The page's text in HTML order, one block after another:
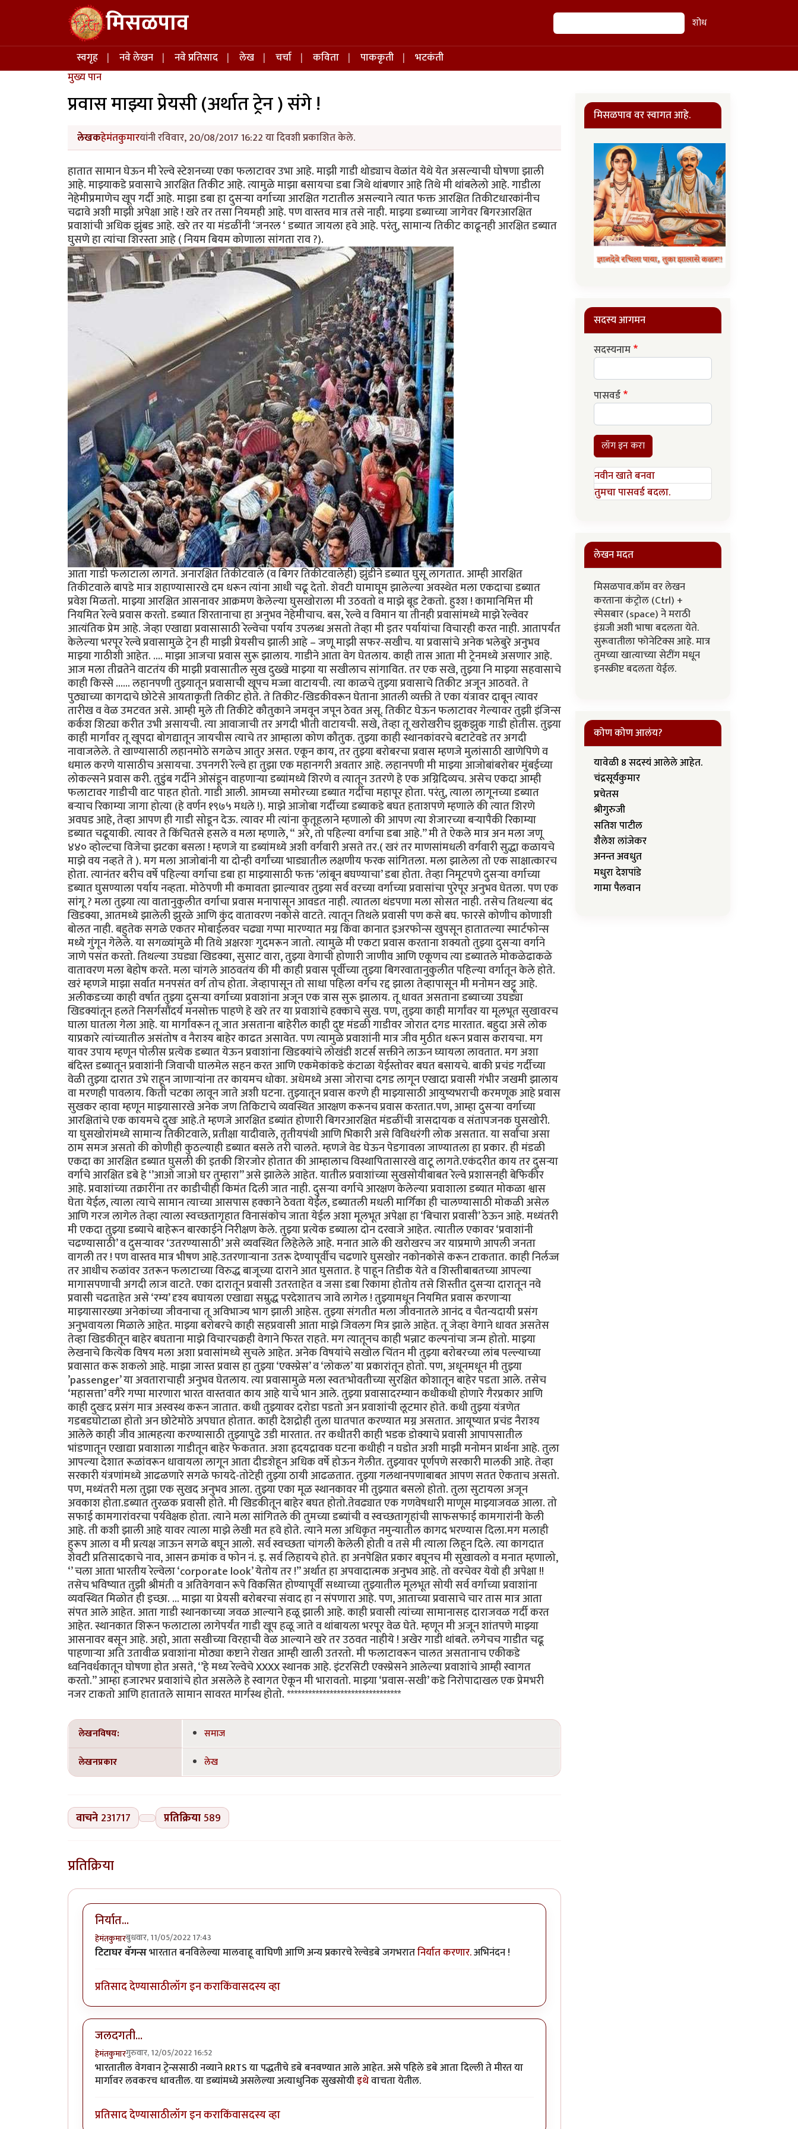
Skip to main content मिसळपाव शोध शोध
Main navigation
स्वगृह नवे लेखन नवे प्रतिसाद लेख चर्चा कविता पाककृती
भटकंती
मुख्य पान
प्रवास माझ्या प्रेयसी (अर्थात ट्रेन ) संगे !
लेखकहेमंतकुमारयांनी रविवार, 20/08/2017 16:22 या दिवशी प्रकाशित केले.
हातात सामान घेऊन मी रेल्वे स्टेशनच्या एका फलाटावर उभा आहे. माझी गाडी थोड्याच वेळांत येथे येत असल्याची घोषणा झाली
आहे. माझ्याकडे प्रवासाचे आरक्षित तिकीट आहे. त्यामुळे माझा बसायचा डबा जिथे थांबणार आहे तिथे मी थांबलेलो आहे. गाडीला
नेहेमीप्रमाणेच खूप गर्दी आहे. माझा डबा हा दुसऱ्या वर्गाच्या आरक्षित गटातील असल्याने त्यात फक्त आरक्षित तिकीटधारकांनीच
चढावे अशी माझी अपेक्षा आहे ! खरे तर तसा नियमही आहे. पण वास्तव मात्र तसे नाही. माझ्या डब्याच्या जागेवर बिगरआरक्षित
प्रवाशांची अधिक झुंबड आहे. खरे तर या मंडळींनी ‘जनरल ‘ डब्यात जायला हवे आहे. परंतु, सामान्य तिकीट काढूनही आरक्षित डब्यात
घुसणे हा त्यांचा शिरस्ता आहे ( नियम बियम कोणाला सांगता राव ?).
आता गाडी फलाटाला लागते. अनारक्षित तिकीटवाले (व बिगर तिकीटवालेही) झुंडीने डब्यात घुसू लागतात. आम्ही आरक्षित
तिकीटवाले बापडे मात्र शहाण्यासारखे दम धरून त्यांना आधी चढू देतो. शेवटी घामाघूम झालेल्या अवस्थेत मला एकदाचा डब्यात
प्रवेश मिळतो. माझ्या आरक्षित आसनावर आक्रमण केलेल्या घुसखोराला मी उठवतो व माझे बूड टेकतो. हुश्श ! कामानिमित्त मी
नियमित रेल्वे प्रवास करतो. डब्यात शिरतानाचा हा अनुभव नेहेमीचाच. बस, रेल्वे व विमान या तीनही प्रवासांमध्ये माझे रेल्वेवर
आत्यंतिक प्रेम आहे. जेव्हा एखाद्या प्रवासासाठी रेल्वेचा पर्याय उपलब्ध असतो तेव्हा मी इतर पर्यायांचा विचारही करत नाही. आतापर्यंत
केलेल्या भरपूर रेल्वे प्रवासामुळे ट्रेन ही माझी प्रेयसीच झाली आहे – जणू माझी सफर-सखीच. या प्रवासांचे अनेक भलेबुरे अनुभव
माझ्या गाठीशी आहेत. .... माझा आजचा प्रवास सुरू झालाय. गाडीने आता वेग घेतलाय. काही तास आता मी ट्रेनमध्ये असणार आहे.
आज मला तीव्रतेने वाटतंय की माझी प्रवासातील सुख दुख्खे माझ्या या सखीलाच सांगावित. तर एक सखे, तुझ्या नि माझ्या सहवासाचे
काही किस्से ...... लहानपणी तुझ्यातून प्रवासाची खूपच मज्जा वाटायची. त्या काळचे तुझ्या प्रवासाचे तिकीट अजून आठवते. ते
पुठ्याच्या कागदाचे छोटेसे आयताकृती तिकीट होते. ते तिकीट-खिडकीवरून घेताना आतली व्यक्ती ते एका यंत्रावर दाबून त्यावर
तारीख व वेळ उमटवत असे. आम्ही मुले ती तिकीटे कौतुकाने जमवून जपून ठेवत असू. तिकीट घेऊन फलाटावर गेल्यावर तुझी इंजिन्स
कर्कश शिट्या करीत उभी असायची. त्या आवाजाची तर अगदी भीती वाटायची. सखे, तेव्हा तू खरोखरीच झुकझुक गाडी होतीस. तुझ्या
काही मार्गांवर तू खूपदा बोगद्यातून जायचीस त्याचे तर आम्हाला कोण कौतुक. तुझ्या काही स्थानकांवरचे बटाटेवडे तर अगदी
नावाजलेले. ते खाण्यासाठी लहानमोठे सगळेच आतुर असत. एकून काय, तर तुझ्या बरोबरचा प्रवास म्हणजे मुलांसाठी खाणेपिणे व
धमाल करणे यासाठीच असायचा. उपनगरी रेल्वे हा तुझा एक महानगरी अवतार आहे. लहानपणी मी माझ्या आजोबांबरोबर मुंबईच्या
लोकल्सने प्रवास करी. तुडुंब गर्दीने ओसंडून वाहणाऱ्या डब्यांमध्ये शिरणे व त्यातून उतरणे हे एक अग्निदिव्यच. असेच एकदा आम्ही
फलाटावर गाडीची वाट पाहत होतो. गाडी आली. आमच्या समोरच्या डब्यात गर्दीचा महापूर होता. परंतु, त्याला लागूनच्या डब्यात
बऱ्याच रिकाम्या जागा होत्या (हे वर्णन १९७५ मधले !). माझे आजोबा गर्दीच्या डब्याकडे बघत हताशपणे म्हणाले की त्यात शिरणे
अवघड आहे, तेव्हा आपण ही गाडी सोडून देऊ. त्यावर मी त्यांना कुतूहलाने म्हणालो की आपण त्या शेजारच्या बऱ्यापैकी रिकाम्या
डब्यात चढूयाकी. त्यावर ते किंचितसे हसले व मला म्हणाले, “ अरे, तो पहिल्या वर्गाचा डबा आहे.’’ मी ते ऐकले मात्र अन मला जणू
४४० व्होल्टचा विजेचा झटका बसला ! म्हणजे या डब्यांमध्ये अशी वर्गवारी असते तर.( खरं तर माणसांमधली वर्गवारी सुद्धा कळायचे
माझे वय नव्हते ते ). मग मला आजोबांनी या दोन्ही वर्गांच्या भाड्यातील लक्षणीय फरक सांगितला. मला झालेला तो एक साक्षात्कारच
होता. त्यानंतर बरीच वर्षे पहिल्या वर्गाचा डबा हा माझ्यासाठी फक्त ‘लांबून बघण्याचा’ डबा होता. तेव्हा निमूटपणे दुसऱ्या वर्गाच्या
डब्यात घुसण्याला पर्याय नव्हता. मोठेपणी मी कमावता झाल्यावर तुझ्या सर्व वरच्या वर्गाच्या प्रवासांचा पुरेपूर अनुभव घेतला. पण एक
सांगू ? मला तुझ्या त्या वातानुकुलीत वर्गाचा प्रवास मनापासून आवडत नाही. त्यातला थंडपणा मला सोसत नाही. तसेच तिथल्या बंद
खिडक्या, आतमध्ये झालेली झुरळे आणि कुंद वातावरण नकोसे वाटते. त्यातून तिथले प्रवासी पण कसे बघ. फारसे कोणीच कोणाशी
बोलत नाही. बहुतेक सगळे एकतर मोबाईलवर चढ्या गप्पा मारण्यात मग्न किंवा कानात इअरफोन्स खुपसून हातातल्या स्मार्टफोन्स
मध्ये गुंगून गेलेले. या सगळ्यांमुळे मी तिथे अक्षरशः गुदमरून जातो. त्यामुळे मी एकटा प्रवास करताना शक्यतो तुझ्या दुसऱ्या वर्गाने
जाणे पसंत करतो. तिथल्या उघड्या खिडक्या, सुसाट वारा, तुझ्या वेगाची होणारी जाणीव आणि एकूणच त्या डब्यातले मोकळेढाकळे
वातावरण मला बेहोष करते. मला चांगले आठवतंय की मी काही प्रवास पूर्वीच्या तुझ्या बिगरवातानुकुलीत पहिल्या वर्गातून केले होते.
खरं म्हणजे माझा सर्वात मनपसंत वर्ग तोच होता. जेव्हापासून तो साधा पहिला वर्गच रद्द झाला तेव्हापासून मी मनोमन खट्टू आहे.
अलीकडच्या काही वर्षात तुझ्या दुसऱ्या वर्गाच्या प्रवाशांना अजून एक त्रास सुरू झालाय. तू धावत असताना डब्याच्या उघड्या
खिडक्यांतून हलते निसर्गसौंदर्य मनसोक्त पाहणे हे खरे तर या प्रवाशांचे हक्काचे सुख. पण, तुझ्या काही मार्गांवर या मूलभूत सुखावरच
घाला घातला गेला आहे. या मार्गांवरून तू जात असताना बाहेरील काही दुष्ट मंडळी गाडीवर जोरात दगड मारतात. बहुदा असे लोक
याप्रकारे त्यांच्यातील असंतोष व नैराश्य बाहेर काढत असावेत. पण त्यामुळे प्रवाशांनी मात्र जीव मुठीत धरून प्रवास करायचा. मग
यावर उपाय म्हणून पोलीस प्रत्येक डब्यात येऊन प्रवाशांना खिडक्यांचे लोखंडी शटर्स सक्तीने लाऊन घ्यायला लावतात. मग अशा
बंदिस्त डब्यातून प्रवाशांनी जिवाची घालमेल सहन करत आणि एकमेकांकडे कंटाळा येईस्तोवर बघत बसायचे. बाकी प्रचंड गर्दीच्या
वेळी तुझ्या दारात उभे राहून जाणाऱ्यांना तर कायमच धोका. अधेमध्ये असा जोराचा दगड लागून एखादा प्रवासी गंभीर जखमी झालाय
वा मरणही पावलाय. किती चटका लावून जाते अशी घटना. तुझ्यातून प्रवास करणे ही माझ्यासाठी आयुष्यभराची करमणूक आहे प्रवास
सुखकर व्हावा म्हणून माझ्यासारखे अनेक जण तिकिटाचे व्यवस्थित आरक्षण करूनच प्रवास करतात.पण, आम्हा दुसऱ्या वर्गाच्या
आरक्षितांचे एक कायमचे दुखः आहे.ते म्हणजे आरक्षित डब्यांत होणारी बिगरआरक्षित मंडळींची त्रासदायक व संतापजनक घुसखोरी.
या घुसखोरांमध्ये सामान्य तिकीटवाले, प्रतीक्षा यादीवाले, तृतीयपंथी आणि भिकारी असे विविधरंगी लोक असतात. या सर्वांचा असा
ठाम समज असतो की कोणीही कुठल्याही डब्यात बसले तरी चालते. म्हणजे वेड घेऊन पेडगावला जाण्यातला हा प्रकार. ही मंडळी
एकदा का आरक्षित डब्यात घुसली की इतकी शिरजोर होतात की आम्हालाच विस्थापितासारखे वाटू लागते.एकंदरीत काय तर दुसऱ्या
वर्गाचे आरक्षित डबे हे ‘’आओ जाओ घर तुम्हारा’’ असे झालेले आहेत. यातील प्रवाशांच्या सुखसोयीबाबत रेल्वे प्रशासनही बेफिकीर
आहे. प्रवाशांच्या तक्रारींना तर काडीचीही किमंत दिली जात नाही. दुसऱ्या वर्गाचे आरक्षण केलेल्या प्रवाशाला डब्यात मोकळा श्वास
घेता येईल, त्याला त्याचे सामान त्याच्या आसपास हक्काने ठेवता येईल, डब्यातली मधली मार्गिका ही चालण्यासाठी मोकळी असेल
आणि गरज लागेल तेव्हा त्याला स्वच्छतागृहात विनासंकोच जाता येईल अशा मूलभूत अपेक्षा हा ‘बिचारा प्रवासी’ ठेऊन आहे. मध्यंतरी
मी एकदा तुझ्या डब्याचे बाहेरून बारकाईने निरीक्षण केले. तुझ्या प्रत्येक डब्याला दोन दरवाजे आहेत. त्यातील एकावर ‘प्रवाशांनी
चढण्यासाठी’ व दुसऱ्यावर ‘उतरण्यासाठी’ असे व्यवस्थित लिहेलेले आहे. मनात आले की खरोखरच जर याप्रमाणे आपली जनता
वागली तर ! पण वास्तव मात्र भीषण आहे.उतरणाऱ्याना उतरू देण्यापूर्वीच चढणारे घुसखोर नकोनकोसे करून टाकतात. काही निर्लज्ज
तर आधीच रुळांवर उतरून फलाटाच्या विरुद्ध बाजूच्या दाराने आत घुसतात. हे पाहून तिडीक येते व शिस्तीबाबतच्या आपल्या
मागासपणाची अगदी लाज वाटते. एका दारातून प्रवासी उतरताहेत व जसा डबा रिकामा होतोय तसे शिस्तीत दुसऱ्या दारातून नवे
प्रवासी चढताहेत असे ‘रम्य’ दृश्य बघायला एखाद्या सम्रुद्ध परदेशातच जावे लागेल ! तुझ्यामधून नियमित प्रवास करणाऱ्या
माझ्यासारख्या अनेकांच्या जीवनाचा तू अविभाज्य भाग झाली आहेस. तुझ्या संगतीत मला जीवनातले आनंद व चैतन्यदायी प्रसंग
अनुभवायला मिळाले आहेत. माझ्या बरोबरचे काही सहप्रवासी आता माझे जिवलग मित्र झाले आहेत. तू जेव्हा वेगाने धावत असतेस
तेव्हा खिडकीतून बाहेर बघताना माझे विचारचक्रही वेगाने फिरत राहते. मग त्यातूनच काही भन्नाट कल्पनांचा जन्म होतो. माझ्या
लेखनाचे कित्येक विषय मला अशा प्रवासांमध्ये सुचले आहेत. अनेक विषयांचे सखोल चिंतन मी तुझ्या बरोबरच्या लांब पल्ल्याच्या
प्रवासात करू शकलो आहे. माझा जास्त प्रवास हा तुझ्या ‘एक्स्प्रेस’ व ‘लोकल’ या प्रकारांतून होतो. पण, अधूनमधून मी तुझ्या
’passenger’ या अवताराचाही अनुभव घेतलाय. त्या प्रवासामुळे मला स्वतःभोवतीच्या सुरक्षित कोशातून बाहेर पडता आले. तसेच
‘महासत्ता’ वगैरे गप्पा मारणारा भारत वास्तवात काय आहे याचे भान आले. तुझ्या प्रवासादरम्यान कधीकधी होणारे गैरप्रकार आणि
काही दुखःद प्रसंग मात्र अस्वस्थ करून जातात. कधी तुझ्यावर दरोडा पडतो अन प्रवाशांची लूटमार होते. कधी तुझ्या यंत्रणेत
गडबडघोटाळा होतो अन छोटेमोठे अपघात होतात. काही देशद्रोही तुला घातपात करण्यात मग्न असतात. आयूष्यात प्रचंड नैराश्य
आलेले काही जीव आत्महत्या करण्यासाठी तुझ्यापुढे उडी मारतात. तर कधीतरी काही भडक डोक्याचे प्रवासी आपापसातील
भांडणातून एखाद्या प्रवाशाला गाडीतून बाहेर फेकतात. अशा हृदयद्रावक घटना कधीही न घडोत अशी माझी मनोमन प्रार्थना आहे. तुला
आपल्या देशात रूळांवरून धावायला लागून आता दीडशेहून अधिक वर्षे होऊन गेलीत. तुझ्यावर पूर्णपणे सरकारी मालकी आहे. तेव्हा
सरकारी यंत्रणांमध्ये आढळणारे सगळे फायदे-तोटेही तुझ्या ठायी आढळतात. तुझ्या गलथानपणाबाबत आपण सतत ऐकताच असतो.
पण, मध्यंतरी मला तुझा एक सुखद अनुभव आला. तुझ्या एका मूळ स्थानकावर मी तुझ्यात बसलो होतो. तुला सुटायला अजून
अवकाश होता.डब्यात तुरळक प्रवासी होते. मी खिडकीतून बाहेर बघत होतो.तेवढ्यात एक गणवेषधारी माणूस माझ्याजवळ आला. तो
सफाई कामगारांवरचा पर्यवेक्षक होता. त्याने मला सांगितले की तुमच्या डब्यांची व स्वच्छतागृहांची साफसफाई कामगारांनी केली
आहे. ती कशी झाली आहे यावर त्याला माझे लेखी मत हवे होते. त्याने मला अधिकृत नमुन्यातील कागद भरण्यास दिला.मग मलाही
हुरूप आला व मी प्रत्यक्ष जाऊन सगळे बघून आलो. सर्व स्वच्छता चांगली केलेली होती व तसे मी त्याला लिहून दिले. त्या कागदात
शेवटी प्रतिसादकाचे नाव, आसन क्रमांक व फोन नं. इ. सर्व लिहायचे होते. हा अनपेक्षित प्रकार बघूनच मी सुखावलो व मनात म्हणालो,
‘’ चला आता भारतीय रेल्वेला ‘corporate look’ येतोय तर !” अर्थात हा अपवादात्मक अनुभव आहे. तो वरचेवर येवो ही अपेक्षा !!
तसेच भविष्यात तुझी श्रीमंती व अतिवेगवान रूपे विकसित होण्यापूर्वी सध्याच्या तुझ्यातील मूलभूत सोयी सर्व वर्गाच्या प्रवाशांना
व्यवस्थित मिळोत ही इच्छा. ... माझा या प्रेयसी बरोबरचा संवाद हा न संपणारा आहे. पण, आताच्या प्रवासाचे चार तास मात्र आता
संपत आले आहेत. आता गाडी स्थानकाच्या जवळ आल्याने हळू झाली आहे. काही प्रवासी त्यांच्या सामानासह दाराजवळ गर्दी करत
आहेत. स्थानकात शिरून फलाटाला लागेपर्यंत गाडी खूप हळू जाते व थांबायला भरपूर वेळ घेते. म्हणून मी अजून शांतपणे माझ्या
आसनावर बसून आहे. अहो, आता सखीच्या विरहाची वेळ आल्याने खरे तर उठवत नाहीये ! अखेर गाडी थांबते. लगेचच गाडीत चढू
पाहणाऱ्या अति उतावीळ प्रवाशांना मोठ्या कष्टाने रोखत आम्ही खाली उतरतो. मी फलाटावरून चालत असतानाच एकीकडे
ध्वनिवर्धकातून घोषणा होत असते, ‘’हे मध्य रेल्वेचे XXXX स्थानक आहे. इंटरसिटी एक्स्प्रेसने आलेल्या प्रवाशांचे आम्ही स्वागत
करतो.’’ आम्हा हजारभर प्रवाशांचे होत असलेले हे स्वागत ऐकून मी भारावतो. माझ्या ‘प्रवास-सखी’ कडे निरोपादाखल एक प्रेमभरी
नजर टाकतो आणि हातातले सामान सावरत मार्गस्थ होतो. ********************************
लेखनविषय:
समाज
लेखनप्रकार
लेख
वाचने 231717 प्रतिक्रिया589
प्रतिक्रिया
निर्यात...
हेमंतकुमारबुधवार, 11/05/2022 17:43
टिटाघर वॅगन्सभारतात बनविलेल्या मालवाहू वाघिणी आणि अन्य प्रकारचे रेल्वेडबे जगभरातनिर्यात करणार.अभिनंदन !
प्रतिसाद देण्यासाठीलॉग इन कराकिंवासदस्य व्हा
जलदगती...
हेमंतकुमारगुरुवार, 12/05/2022 16:52
भारतातील वेगवान ट्रेन्ससाठी नव्याने RRTS या पद्धतीचे डबे बनवण्यात आले आहेत. असे पहिले डबे आता दिल्ली ते मीरत या
मार्गावर लवकरच धावतील. या डब्यांमध्ये असलेल्या अत्याधुनिक सुखसोयीइथेवाचता येतील.
प्रतिसाद देण्यासाठीलॉग इन कराकिंवासदस्य व्हा
मिसळपाव वर स्वागत आहे.
सदस्य आगमन
सदस्यनाम
पासवर्ड
लॉग इन करा
नवीन खाते बनवा
तुमचा पासवर्ड बदला.
लेखन मदत
मिसळपाव.कॉम वर लेखन
करताना कंट्रोल (Ctrl) +
स्पेसबार (space) ने मराठी
इंग्रजी अशी भाषा बदलता येते.
सुरूवातीला फोनेटिक्स आहे. मात्र
तुमच्या खात्याच्या सेटींग मधून
इनस्क्रीप्ट बदलता येईल.
कोण कोण आलंय?
यावेळी 8 सदस्यं आलेले आहेत.
चंद्रसूर्यकुमार
प्रचेतस
श्रीगुरुजी
सतिश पाटील
शैलेश लांजेकर
अनन्त अवधुत
मधुरा देशपांडे
गामा पैलवान